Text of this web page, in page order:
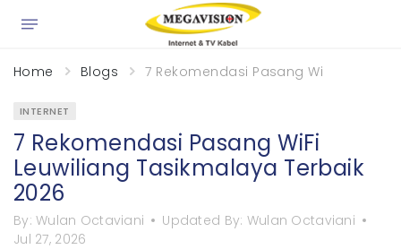
Home Blogs 7 Rekomendasi Pasang WiFi
INTERNET
7 Rekomendasi Pasang WiFi
Leuwiliang Tasikmalaya Terbaik
2026
By:Wulan Octaviani Updated By: Wulan Octaviani
Jul 27, 2026